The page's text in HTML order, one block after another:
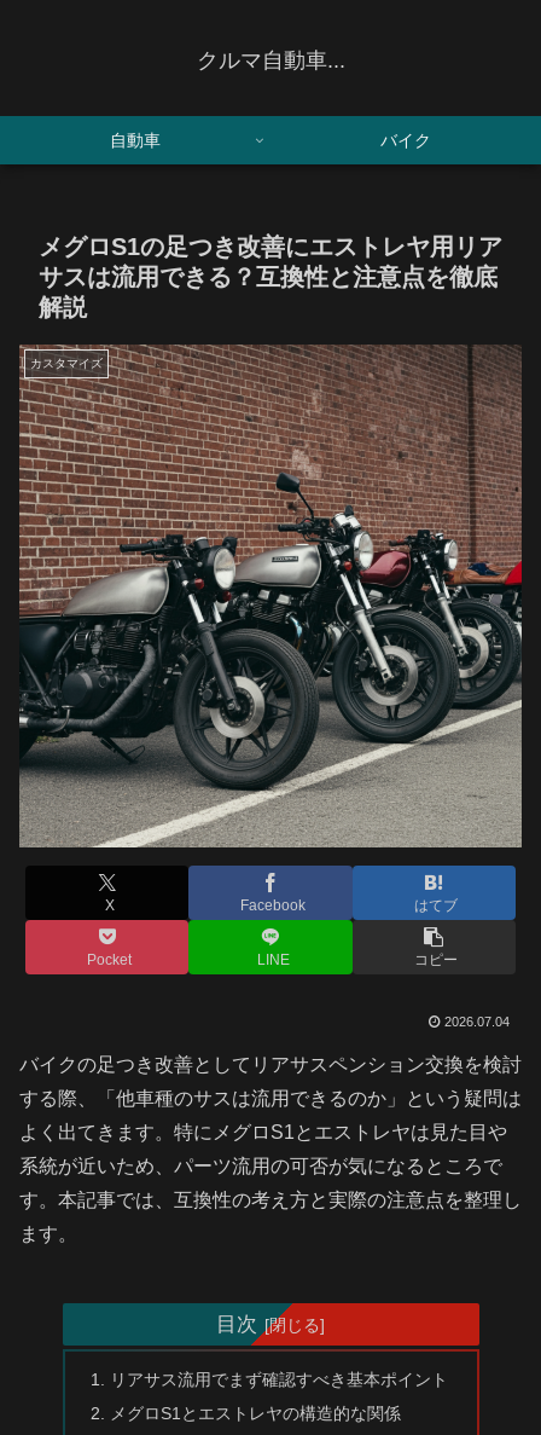
クルマ自動車...
自動車 バイク
メグロS1の足つき改善にエストレヤ用リア
サスは流用できる？互換性と注意点を徹底
解説
カスタマイズ
X Facebook はてブ
Pocket LINE コピー
2026.07.04
バイクの足つき改善としてリアサスペンション交換を検討
する際、「他車種のサスは流用できるのか」という疑問は
よく出てきます。特にメグロS1とエストレヤは見た目や
系統が近いため、パーツ流用の可否が気になるところで
す。本記事では、互換性の考え方と実際の注意点を整理し
ます。
目次
リアサス流用でまず確認すべき基本ポイント
メグロS1とエストレヤの構造的な関係